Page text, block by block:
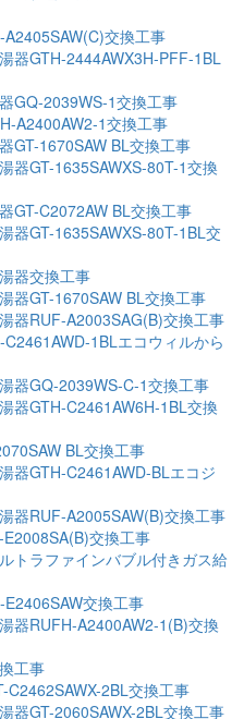
交換工事
器GTH-2444AWX3H-PFF-1BL
GQ-2039WS-1交換工事
A2400AW2-1交換工事
GT-1670SAW BL交換工事
器GT-1635SAWXS-80T-1交換
GT-C2072AW BL交換工事
器GT-1635SAWXS-80T-1BL交
器交換工事
器GT-1670SAW BL交換工事
器RUF-A2003SAG(B)交換工事
1BLエコウィルから
器GQ-2039WS-C-1交換工事
器GTH-C2461AW6H-1BL交換
BL交換工事
器GTH-C2461AWD-BLエコジ
器RUF-A2005SAW(B)交換工事
交換工事
トラファインバブル付きガス給
交換工事
器RUFH-A2400AW2-1(B)交換
工事
C2462SAWX-2BL交換工事
器GT-2060SAWX-2BL交換工事